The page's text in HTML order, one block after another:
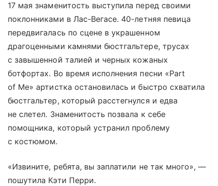
17 мая знаменитость выступила перед своими
поклонниками в Лас-Вегасе. 40-летняя певица
передвигалась по сцене в украшенном
драгоценными камнями бюстгальтере, трусах
с завышенной талией и черных кожаных
ботфортах. Во время исполнения песни «Part
of Me» артистка остановилась и быстро схватила
бюстгальтер, который расстегнулся и едва
не слетел. Знаменитость позвала к себе
помощника, который устранил проблему
с костюмом.
«Извините, ребята, вы заплатили не так много», —
пошутила Кэти Перри.